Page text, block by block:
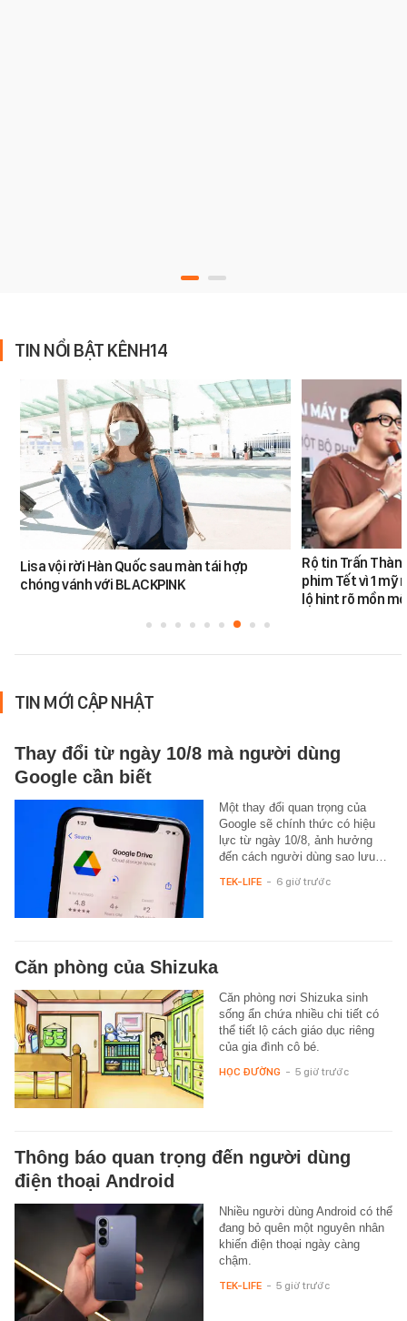
TIN NỔI BẬT KÊNH14
Lisa vội rời Hàn Quốc sau màn tái hợp
chóng vánh với BLACKPINK
Rộ tin Trấn
phim Tết vì 1 mỹ
lộ hint rõ mồn
TIN MỚI CẬP NHẬT
Thay đổi từ ngày 10/8 mà người dùng
Google cần biết
Một thay đổi quan trọng của
Google sẽ chính thức có hiệu
lực từ ngày 10/8, ảnh hưởng
đến cách người dùng sao lưu…
TEK-LIFE - 6 giờ trước
Căn phòng của Shizuka
Căn phòng nơi Shizuka sinh
sống ẩn chứa nhiều chi tiết có
thể tiết lộ cách giáo dục riêng
của gia đình cô bé.
HỌC ĐƯỜNG - 5 giờ trước
Thông báo quan trọng đến người dùng
điện thoại Android
Nhiều người dùng Android có thể
đang bỏ quên một nguyên nhân
khiến điện thoại ngày càng
chậm.
TEK-LIFE - 5 giờ trước